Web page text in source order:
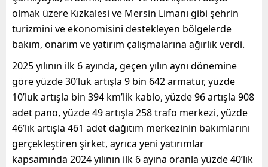
olmak üzere Kızkalesi ve Mersin Limanı gibi şehrin
turizmini ve ekonomisini destekleyen bölgelerde
bakım, onarım ve yatırım çalışmalarına ağırlık verdi.
2025 yılının ilk 6 ayında, geçen yılın aynı dönemine
göre yüzde 30’luk artışla 9 bin 642 armatür, yüzde
10’luk artışla bin 394 km’lik kablo, yüzde 96 artışla 908
adet pano, yüzde 49 artışla 258 trafo merkezi, yüzde
46’lık artışla 461 adet dağıtım merkezinin bakımlarını
gerçekleştiren şirket, ayrıca yeni yatırımlar
kapsamında 2024 yılının ilk 6 ayına oranla yüzde 40’lık